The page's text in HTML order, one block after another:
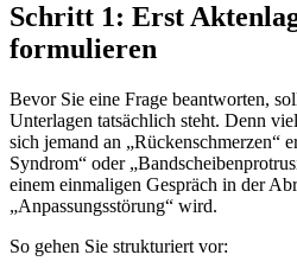
Schritt 1: Erst
formulieren
Bevor Sie eine Frage beantworten,
Unterlagen tatsächlich steht. Denn
sich jemand an „Rückenschmerzen“
Syndrom“ oder
einem einmaligen Gespräch in der
„Anpassungsstörung“ wird.
So gehen Sie strukturiert vor: